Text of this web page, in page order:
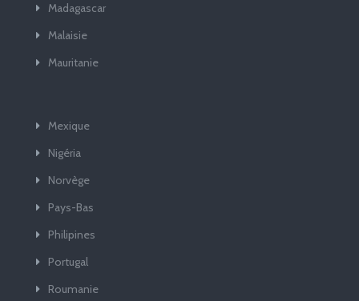
Madagascar
Malaisie
Mauritanie
Mexique
Nigéria
Norvège
Pays-Bas
Philipines
Portugal
Roumanie